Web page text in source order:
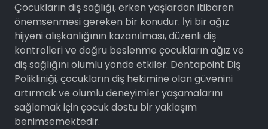
Çocukların diş sağlığı, erken yaşlardan itibaren
önemsenmesi gereken bir konudur. İyi bir ağız
hijyeni alışkanlığının kazanılması, düzenli diş
kontrolleri ve doğru beslenme çocukların ağız ve
diş sağlığını olumlu yönde etkiler. Dentapoint Diş
Polikliniği, çocukların diş hekimine olan güvenini
artırmak ve olumlu deneyimler yaşamalarını
sağlamak için çocuk dostu bir yaklaşım
benimsemektedir.